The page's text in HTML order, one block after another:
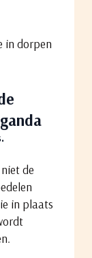
in dorpen
de
in plaats